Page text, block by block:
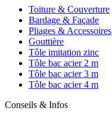
Toiture & Couverture
Bardage & Façade
Pliages & Accessoires
Gouttière
Tôle imitation zinc
Tôle bac acier 2 m
Tôle bac acier 3 m
Tôle bac acier 4 m
Conseils & Infos